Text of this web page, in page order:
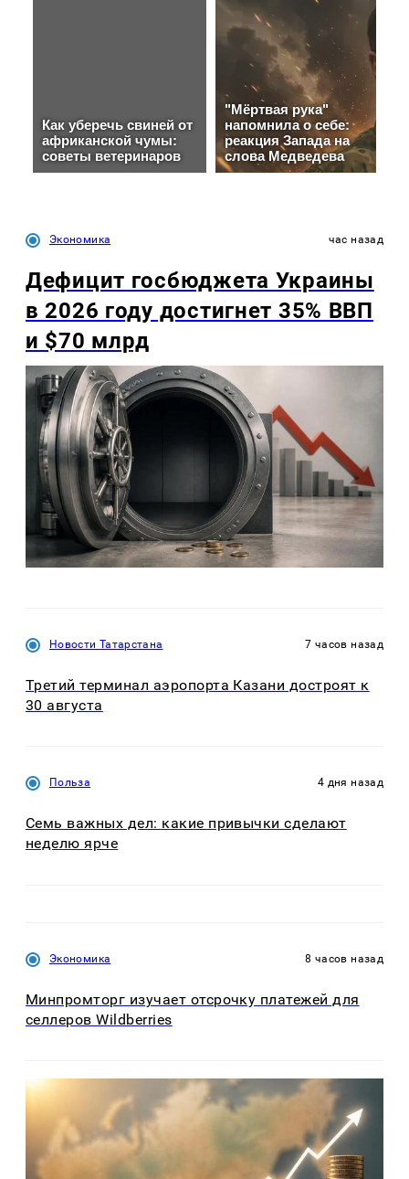
Экономика час назад
Дефицит госбюджета Украины
в 2026 году достигнет 35% ВВП
и $70 млрд
Новости Татарстана 7 часов назад
Третий терминал аэропорта Казани достроят к
30 августа
Польза 4 дня назад
Семь важных дел: какие привычки сделают
неделю ярче
Экономика 8 часов назад
Минпромторг изучает отсрочку платежей для
селлеров Wildberries